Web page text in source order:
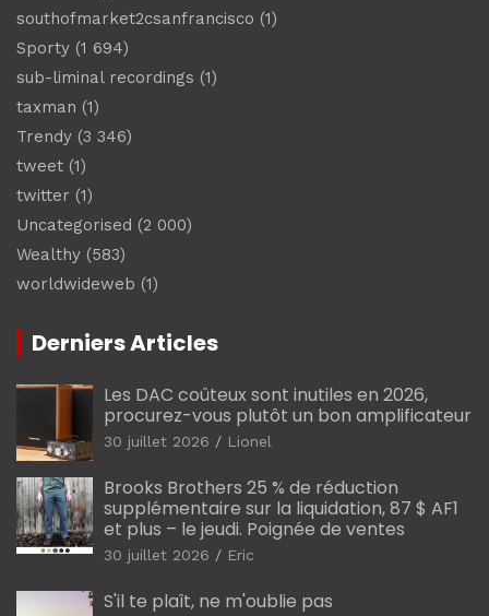
southofmarket2csanfrancisco (1)
Sporty (1 694)
sub-liminal recordings (1)
taxman (1)
Trendy (3 346)
tweet (1)
twitter (1)
Uncategorised (2 000)
Wealthy (583)
worldwideweb (1)
Derniers Articles
Les DAC coûteux sont inutiles en 2026,
procurez-vous plutôt un bon amplificateur
30 juillet 2026 Lionel
Brooks Brothers 25 % de réduction
supplémentaire sur la liquidation, 87 $ AF1
et plus – le jeudi. Poignée de ventes
30 juillet 2026 Eric
S'il te plaît, ne m'oublie pas